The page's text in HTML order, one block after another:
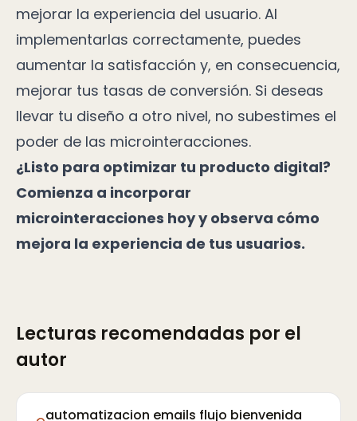
mejorar la experiencia del usuario. Al
implementarlas correctamente, puedes
aumentar la satisfacción y, en consecuencia,
mejorar tus tasas de conversión. Si deseas
llevar tu diseño a otro nivel, no subestimes el
poder de las microinteracciones.
¿Listo para optimizar tu producto digital?
Comienza a incorporar
microinteracciones hoy y observa cómo
mejora la experiencia de tus usuarios.
Lecturas recomendadas por el
autor
automatizacion emails flujo bienvenida